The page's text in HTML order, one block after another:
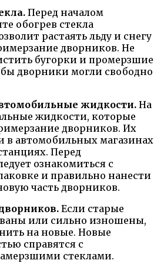
Перед началом
обогрев стекла
растаять льду и снегу
дворников. Не
бугорки и промерзшие
дворники могли свободно
жидкости. На
жидкости, которые
дворников. Их
в автомобильных магазинах
Перед
ознакомиться с
и правильно нанести
часть дворников.
Если старые
или сильно изношены,
на новые. Новые
справятся с
стеклами.